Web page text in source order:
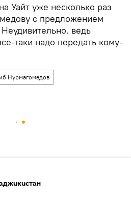
Уайт уже несколько раз
с предложением
ведь
таки надо передать кому-
Нурмагомедов